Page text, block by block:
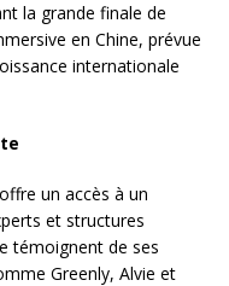
la grande finale de
en Chine, prévue
internationale
un accès à un
et structures
témoignent de ses
Greenly, Alvie et